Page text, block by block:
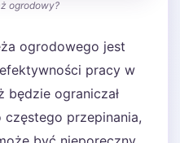
ogrodowy?
ogrodowego jest
pracy w
ograniczał
częstego przepinania,